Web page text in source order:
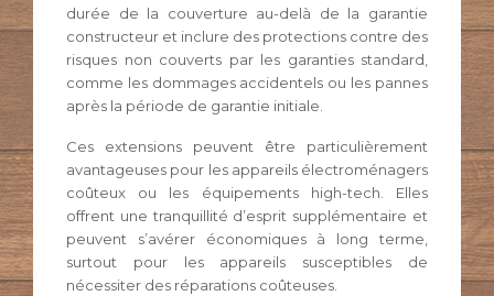
durée de la couverture au-delà de la garantie
constructeur et inclure des protections contre des
risques non couverts par les garanties standard,
comme les dommages accidentels ou les pannes
après la période de garantie initiale.
Ces extensions peuvent être particulièrement
avantageuses pour les appareils électroménagers
coûteux ou les équipements high-tech. Elles
offrent une tranquillité d’esprit supplémentaire et
peuvent s’avérer économiques à long terme,
surtout pour les appareils susceptibles de
nécessiter des réparations coûteuses.